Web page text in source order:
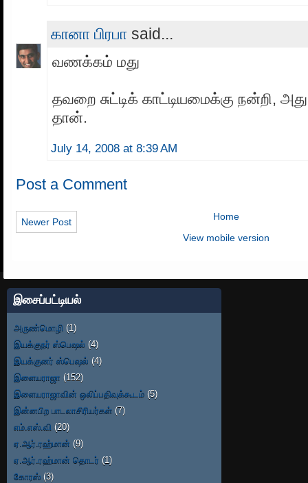
கானா பிரபா said...
வணக்கம் மது
தவறை சுட்டிக் காட்டியமைக்கு நன்றி,
தான்.
July 14, 2008 at 8:39 AM
Post a Comment
Newer Post
Home
View mobile version
இசைப்பட்டியல்
அருண்மொழி (1)
இயக்குநர் ஸ்பெஷல் (4)
இயக்குனர் ஸ்பெஷல் (4)
இளையராஜா (152)
இளையராஜாவின் ஒலிப்பதிவுக்கூடம் (5)
இன்னபிற பாடலாசிரியர்கள் (7)
எம்.எஸ்.வி (20)
ஏ.ஆர்.ரஹ்மான் (9)
ஏ.ஆர்.ரஹ்மான் தொடர் (1)
கோரஸ் (3)